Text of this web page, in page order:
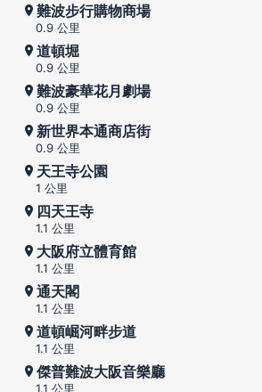
難波步行購物商場
0.9 公里
道頓堀
0.9 公里
難波豪華花月劇場
0.9 公里
新世界本通商店街
0.9 公里
天王寺公園
1 公里
四天王寺
1.1 公里
大阪府立體育館
1.1 公里
通天閣
1.1 公里
道頓崛河畔步道
1.1 公里
傑普難波大阪音樂廳
1.1 公里